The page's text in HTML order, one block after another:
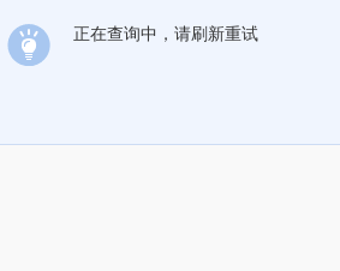
正在查询中，请刷新重试